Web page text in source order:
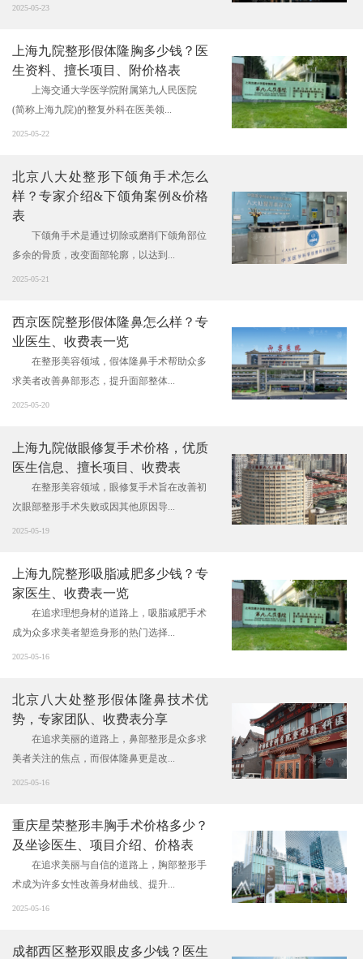
2025-05-23
上海九院整形假体隆胸多少钱？医
生资料、擅长项目、附价格表
上海交通大学医学院附属第九人民医院
(简称上海九院)的整复外科在医美领...
2025-05-22
北京八大处整形下颌角手术怎么
样？专家介绍&下颌角案例&价格
表
下颌角手术是通过切除或磨削下颌角部位
多余的骨质，改变面部轮廓，以达到...
2025-05-21
西京医院整形假体隆鼻怎么样？专
业医生、收费表一览
在整形美容领域，假体隆鼻手术帮助众多
求美者改善鼻部形态，提升面部整体...
2025-05-20
上海九院做眼修复手术价格，优质
医生信息、擅长项目、收费表
在整形美容领域，眼修复手术旨在改善初
次眼部整形手术失败或因其他原因导...
2025-05-19
上海九院整形吸脂减肥多少钱？专
家医生、收费表一览
在追求理想身材的道路上，吸脂减肥手术
成为众多求美者塑造身形的热门选择...
2025-05-16
北京八大处整形假体隆鼻技术优
势，专家团队、收费表分享
在追求美丽的道路上，鼻部整形是众多求
美者关注的焦点，而假体隆鼻更是改...
2025-05-16
重庆星荣整形丰胸手术价格多少？
及坐诊医生、项目介绍、价格表
在追求美丽与自信的道路上，胸部整形手
术成为许多女性改善身材曲线、提升...
2025-05-16
成都西区整形双眼皮多少钱？医生